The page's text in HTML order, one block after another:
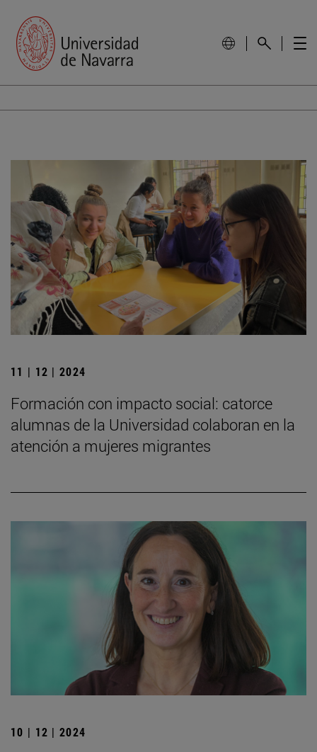
11 | 12 | 2024
Formación con impacto social: catorce
alumnas de la Universidad colaboran en la
atención a mujeres migrantes
10 | 12 | 2024